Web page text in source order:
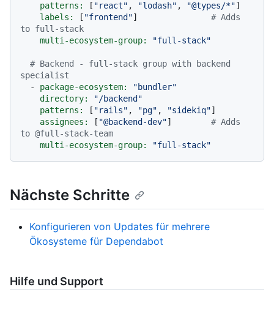
patterns:
[ "react" , "lodash" , "@types/*"]
labels:
[ "frontend"] # Adds
to full-stack
multi-ecosystem-group:
"full-stack"
# Backend - full-stack group with backend
specialist
-
package-ecosystem:
"bundler"
directory:
"/backend"
patterns:
[ "rails" , "pg" , "sidekiq"]
assignees:
[ "@backend-dev"] # Adds
to @full-stack-team
multi-ecosystem-group:
"full-stack"
Nächste Schritte
Konfigurieren von Updates für mehrere
Ökosysteme für Dependabot
Hilfe und Support